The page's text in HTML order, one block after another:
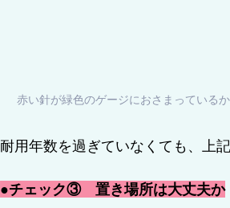
赤い針が緑色のゲージにおさまっている
耐用年数を過ぎていなくても、上
●チェック③　置き場所は大丈夫か